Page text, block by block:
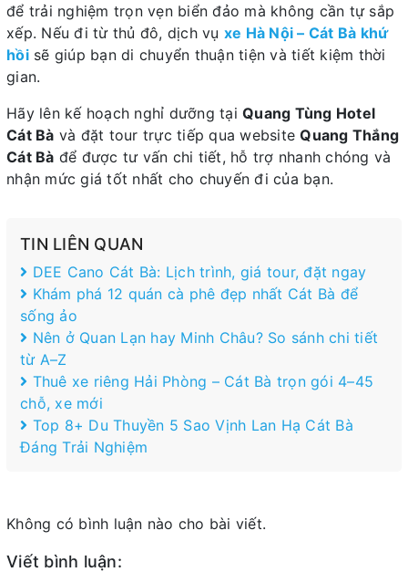
để trải nghiệm trọn vẹn biển đảo mà không cần tự sắp
xếp. Nếu đi từ thủ đô, dịch vụ xe Hà Nội – Cát Bà khứ
hồisẽ giúp bạn di chuyển thuận tiện và tiết kiệm thời
gian.
Hãy lên kế hoạch nghỉ dưỡng tại Quang Tùng Hotel
Cát Bà và đặt tour trực tiếp qua websiteQuang Thắng
Cát Bà để được tư vấn chi tiết, hỗ trợ nhanh chóng và
nhận mức giá tốt nhất cho chuyến đi của bạn.
TIN LIÊN QUAN
DEE Cano Cát Bà: Lịch trình, giá tour, đặt ngay
Khám phá 12 quán cà phê đẹp nhất Cát Bà để
sống ảo
Nên ở Quan Lạn hay Minh Châu? So sánh chi tiết
từ A–Z
Thuê xe riêng Hải Phòng – Cát Bà trọn gói 4–45
chỗ, xe mới
Top 8+ Du Thuyền 5 Sao Vịnh Lan Hạ Cát Bà
Đáng Trải Nghiệm
Không có bình luận nào cho bài viết.
Viết bình luận: